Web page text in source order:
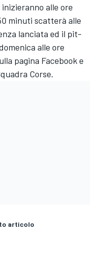
alle ore
minuti scatterà alle
lanciata ed il pit-
alle ore
pagina Facebook e
Corse.
articolo